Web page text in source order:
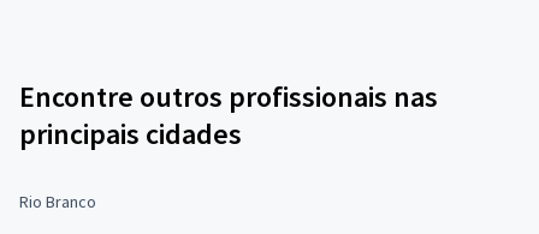
Encontre outros profissionais nas
principais cidades
Rio Branco